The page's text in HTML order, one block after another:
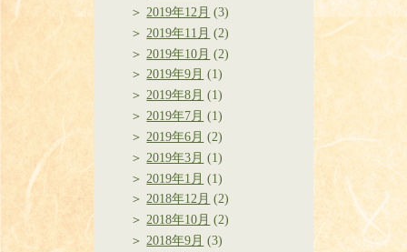
2019年12月 (3)
2019年11月 (2)
2019年10月 (2)
2019年9月 (1)
2019年8月 (1)
2019年7月 (1)
2019年6月 (2)
2019年3月 (1)
2019年1月 (1)
2018年12月 (2)
2018年10月 (2)
2018年9月 (3)